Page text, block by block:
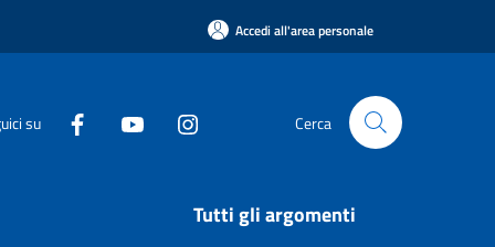
Accedi all'area personale
su Cerca
Tutti gli argomenti